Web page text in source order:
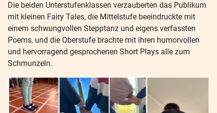
Die beiden Unterstufenklassen verzauberten das Publikum
mit kleinen Fairy Tales, die Mittelstufe beeindruckte mit
einem schwungvollen Stepptanz und eigens verfassten
Poems, und die Oberstufe brachte mit ihren humorvollen
und hervorragend gesprochenen Short Plays alle zum
Schmunzeln.